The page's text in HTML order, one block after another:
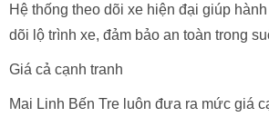
Hệ thống theo dõi xe hiện đại giúp
dõi lộ trình xe, đảm bảo an toàn trong
Giá cả cạnh tranh
Mai Linh Bến Tre luôn đưa ra mức giá